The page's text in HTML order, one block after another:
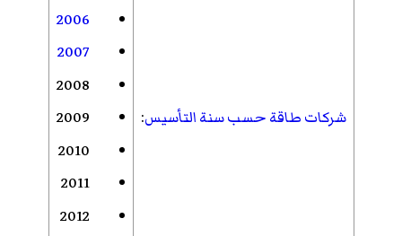
شركات طاقة حسب سنة التأسيس:
2006
2007
2008
2009
2010
2011
2012